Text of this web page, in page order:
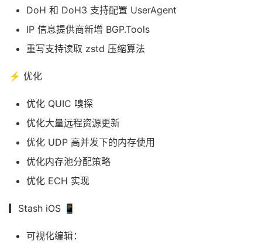
DoH 和 DoH3 支持配置 UserAgent
IP 信息提供商新增 BGP.Tools
重写支持读取 zstd 压缩算法
⚡️ 优化
优化 QUIC 嗅探
优化大量远程资源更新
优化 UDP 高并发下的内存使用
优化内存池分配策略
优化 ECH 实现
▎Stash iOS 📱
可视化编辑：